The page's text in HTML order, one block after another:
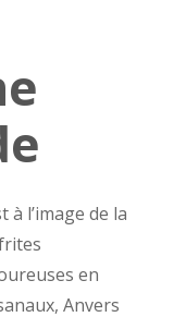
l’image de la
en
Anvers